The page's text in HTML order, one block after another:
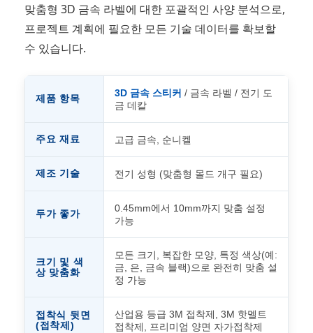
맞춤형 3D 금속 라벨에 대한 포괄적인 사양 분석으로,
프로젝트 계획에 필요한 모든 기술 데이터를 확보할
수 있습니다.
제품 항목 3D 금속 스티커 / 금속 라벨 / 전기 도
금 데칼
주요 재료 고급 금속, 순니켈
제조 기술 전기 성형 (맞춤형 몰드 개구 필요)
두가 좋가
0.45mm에서 10mm까지 맞춤 설정
가능
크기 및 색
상 맞춤화
모든 크기, 복잡한 모양, 특정 색상(예:
금, 은, 금속 블랙)으로 완전히 맞춤 설
정 가능
접착식 뒷면
(접착제)
산업용 등급 3M 접착제, 3M 핫멜트
접착제, 프리미엄 양면 자가접착제